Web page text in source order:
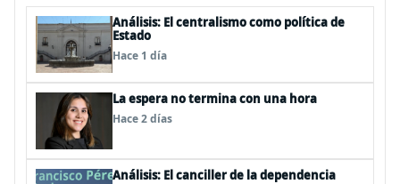
Análisis: El centralismo como política de
Estado
Hace 1 día
La espera no termina con una hora
Hace 2 días
Análisis: El canciller de la dependencia